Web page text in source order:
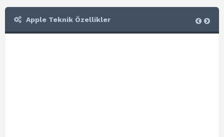
Apple Teknik Özellikler